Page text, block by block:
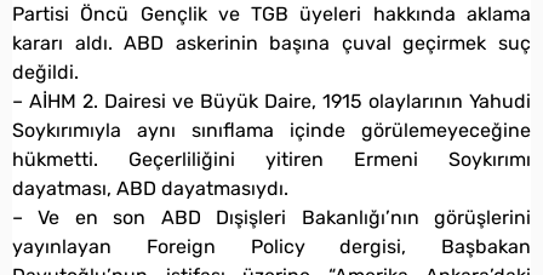
Partisi Öncü Gençlik ve TGB üyeleri hakkında aklama
kararı aldı. ABD askerinin başına çuval geçirmek suç
değildi.
– AİHM 2. Dairesi ve Büyük Daire, 1915 olaylarının Yahudi
Soykırımıyla aynı sınıflama içinde görülemeyeceğine
hükmetti. Geçerliliğini yitiren Ermeni Soykırımı
dayatması, ABD dayatmasıydı.
– Ve en son ABD Dışişleri Bakanlığı’nın görüşlerini
yayınlayan Foreign Policy dergisi, Başbakan